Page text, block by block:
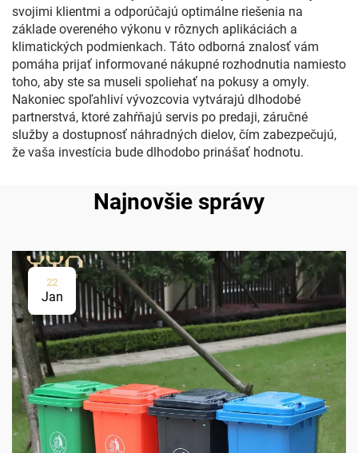
svojimi klientmi a odporúčajú optimálne riešenia na
základe overeného výkonu v rôznych aplikáciách a
klimatických podmienkach. Táto odborná znalosť vám
pomáha prijať informované nákupné rozhodnutia namiesto
toho, aby ste sa museli spoliehať na pokusy a omyly.
Nakoniec spoľahliví vývozcovia vytvárajú dlhodobé
partnerstvá, ktoré zahŕňajú servis po predaji, záručné
služby a dostupnosť náhradných dielov, čím zabezpečujú,
že vaša investícia bude dlhodobo prinášať hodnotu.
Najnovšie správy
22
Jan